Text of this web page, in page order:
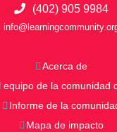
(402) 905 9984
Acerca de
equipo de la comunidad
Informe de la
Mapa de impacto